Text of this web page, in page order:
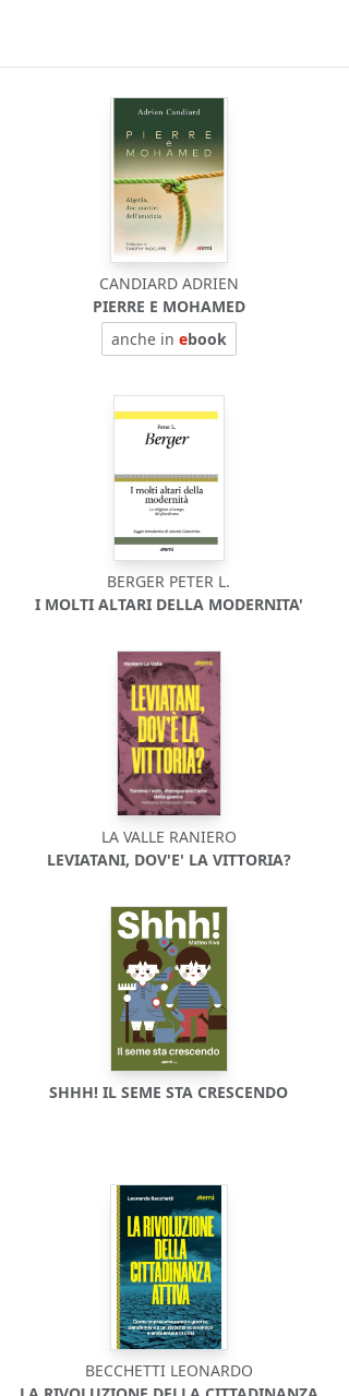
CANDIARD ADRIEN
PIERRE E MOHAMED
anche in ebook
BERGER PETER L.
I MOLTI ALTARI DELLA MODERNITA'
LA VALLE RANIERO
LEVIATANI, DOV'E' LA VITTORIA?
SHHH! IL SEME STA CRESCENDO
BECCHETTI LEONARDO